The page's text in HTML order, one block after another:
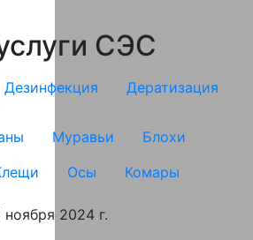
СЭС
Дезинфекция Дератизация
Муравьи
Блохи
Осы Комары
ноября 2024 г.